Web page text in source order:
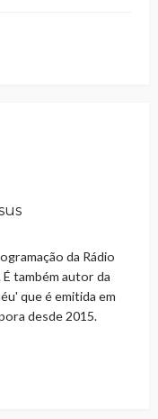
da Rádio
É também autor da
que é emitida em
desde 2015.